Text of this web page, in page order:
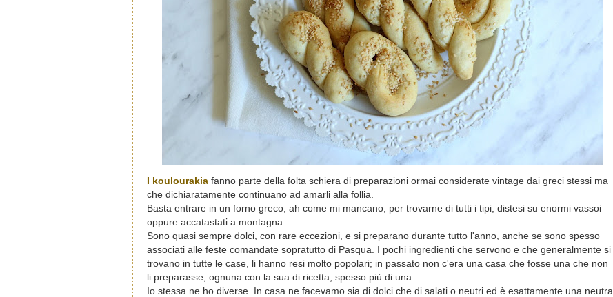
I koulourakia fanno parte della folta schiera di preparazioni ormai considerate vintage dai greci stessi ma
che dichiaratamente continuano ad amarli alla follia.
Basta entrare in un forno greco, ah come mi mancano, per trovarne di tutti i tipi, distesi su enormi vassoi
oppure accatastati a montagna.
Sono quasi sempre dolci, con rare eccezioni, e si preparano durante tutto l'anno, anche se sono spesso
associati alle feste comandate sopratutto di Pasqua. I pochi ingredienti che servono e che generalmente si
trovano in tutte le case, li hanno resi molto popolari; in passato non c'era una casa che fosse una che non
li preparasse, ognuna con la sua di ricetta, spesso più di una.
Io stessa ne ho diverse. In casa ne facevamo sia di dolci che di salati o neutri ed è esattamente una neutra